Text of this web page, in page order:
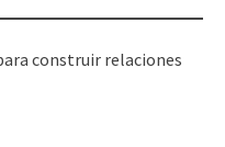
construir relaciones